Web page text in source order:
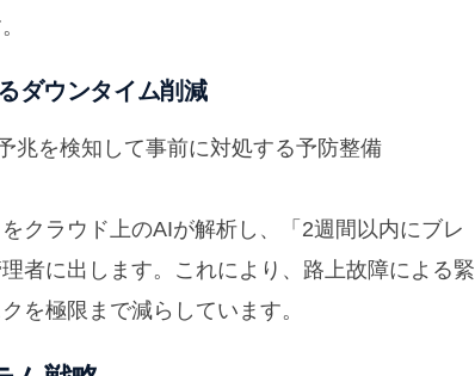
ダウンタイム削減
兆を検知して事前に対処する予防整備
クラウド上のAIが解析し、「2週間以内にブレ
者に出します。これにより、路上故障による緊
を極限まで減らしています。